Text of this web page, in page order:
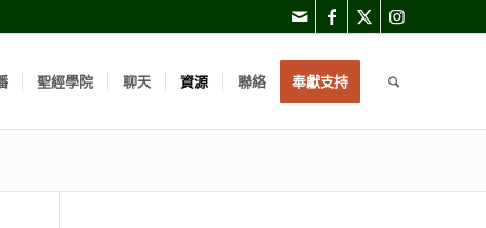
聖經學院 聊天 資源 聯絡 奉獻支持